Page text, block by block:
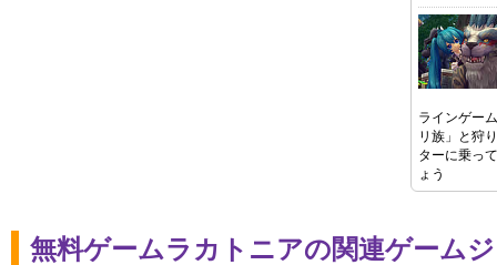
ラインゲー
リ族」と狩
ターに乗っ
ょう
無料ゲームラカトニアの関連ゲーム